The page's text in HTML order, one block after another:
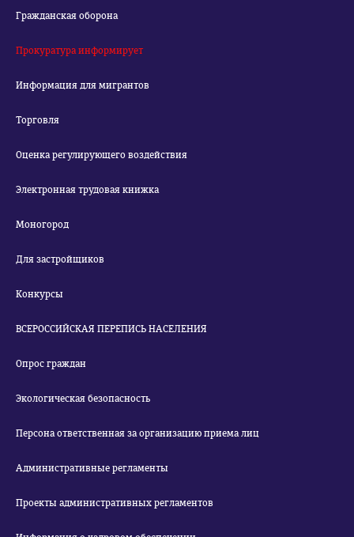
Гражданская оборона
Прокуратура информирует
Информация для мигрантов
Торговля
Оценка регулирующего воздействия
Электронная трудовая книжка
Моногород
Для застройщиков
Конкурсы
ВСЕРОССИЙСКАЯ ПЕРЕПИСЬ НАСЕЛЕНИЯ
Опрос граждан
Экологическая безопасность
Персона ответственная за организацию приема лиц
Административные регламенты
Проекты административных регламентов